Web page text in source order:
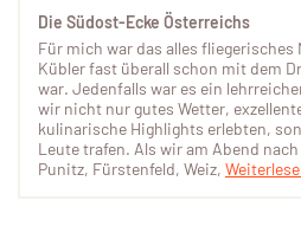
Die Südost-Ecke Österreichs
Für mich war das alles fliegerisches
Kübler fast überall schon mit dem
war. Jedenfalls war es ein
wir nicht nur gutes Wetter,
kulinarische Highlights erlebten,
Leute trafen. Als wir am Abend
Punitz, Fürstenfeld, Weiz,